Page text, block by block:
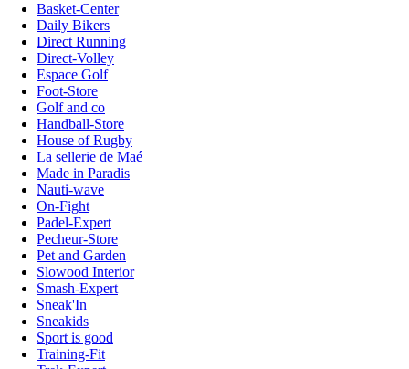
Basket-Center
Daily Bikers
Direct Running
Direct-Volley
Espace Golf
Foot-Store
Golf and co
Handball-Store
House of Rugby
La sellerie de Maé
Made in Paradis
Nauti-wave
On-Fight
Padel-Expert
Pecheur-Store
Pet and Garden
Slowood Interior
Smash-Expert
Sneak'In
Sneakids
Sport is good
Training-Fit